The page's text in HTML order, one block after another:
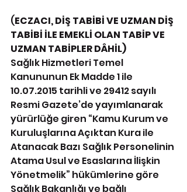
(ECZACI, DİŞ TABİBİ VE UZMAN DİŞ
TABİBİ İLE EMEKLİ OLAN TABİP VE
UZMAN TABİPLER DÂHİL)
Sağlık Hizmetleri Temel
Kanununun Ek Madde 1 ile
10.07.2015 tarihli ve 29412 sayılı
Resmi Gazete’de yayımlanarak
yürürlüğe giren “Kamu Kurum ve
Kuruluşlarına Açıktan Kura ile
Atanacak Bazı Sağlık Personelinin
Atama Usul ve Esaslarına İlişkin
Yönetmelik” hükümlerine göre
Sağlık Bakanlığı ve bağlı